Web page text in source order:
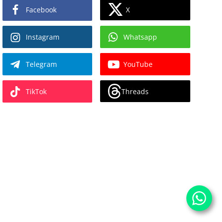
Facebook X
Instagram Whatsapp
Telegram YouTube
TikTok Threads